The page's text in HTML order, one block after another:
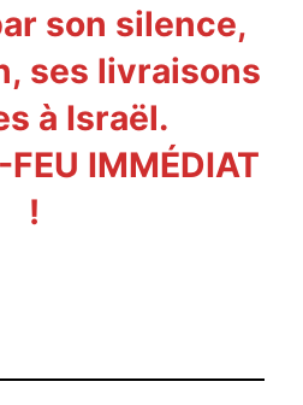
son silence,
ses livraisons
à Israël.
IMMÉDIAT
!